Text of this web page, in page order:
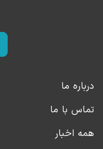
درباره ما
تماس با ما
همه اخبار